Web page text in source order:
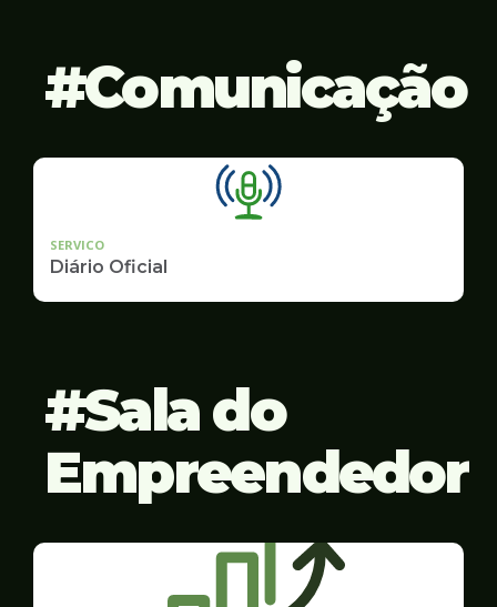
Comunicação
SERVICO
Diário Oficial
Sala do
Empreendedor